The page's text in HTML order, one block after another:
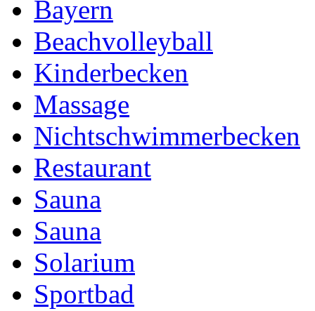
Bayern
Beachvolleyball
Kinderbecken
Massage
Nichtschwimmerbecken
Restaurant
Sauna
Sauna
Solarium
Sportbad